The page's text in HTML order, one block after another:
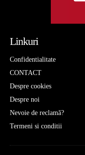
Linkuri
Confidentialitate
CONTACT
Despre cookies
Despre noi
Nevoie de reclamă?
Termeni si conditii